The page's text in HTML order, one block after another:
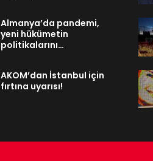
Almanya’da pandemi,
yeni hükümetin
politikalarını…
AKOM’dan İstanbul için
fırtına uyarısı!